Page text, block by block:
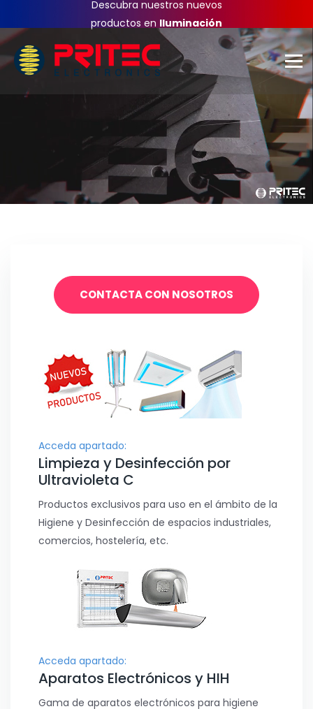
Descubra nuestros nuevos
productos en Iluminación
CONTACTA CON NOSOTROS
Acceda apartado:
Limpieza y Desinfección por
Ultravioleta C
Productos exclusivos para uso en el ámbito de la
Higiene y Desinfección de espacios industriales,
comercios, hostelería, etc.
Acceda apartado:
Aparatos Electrónicos y HIH
Gama de aparatos electrónicos para higiene